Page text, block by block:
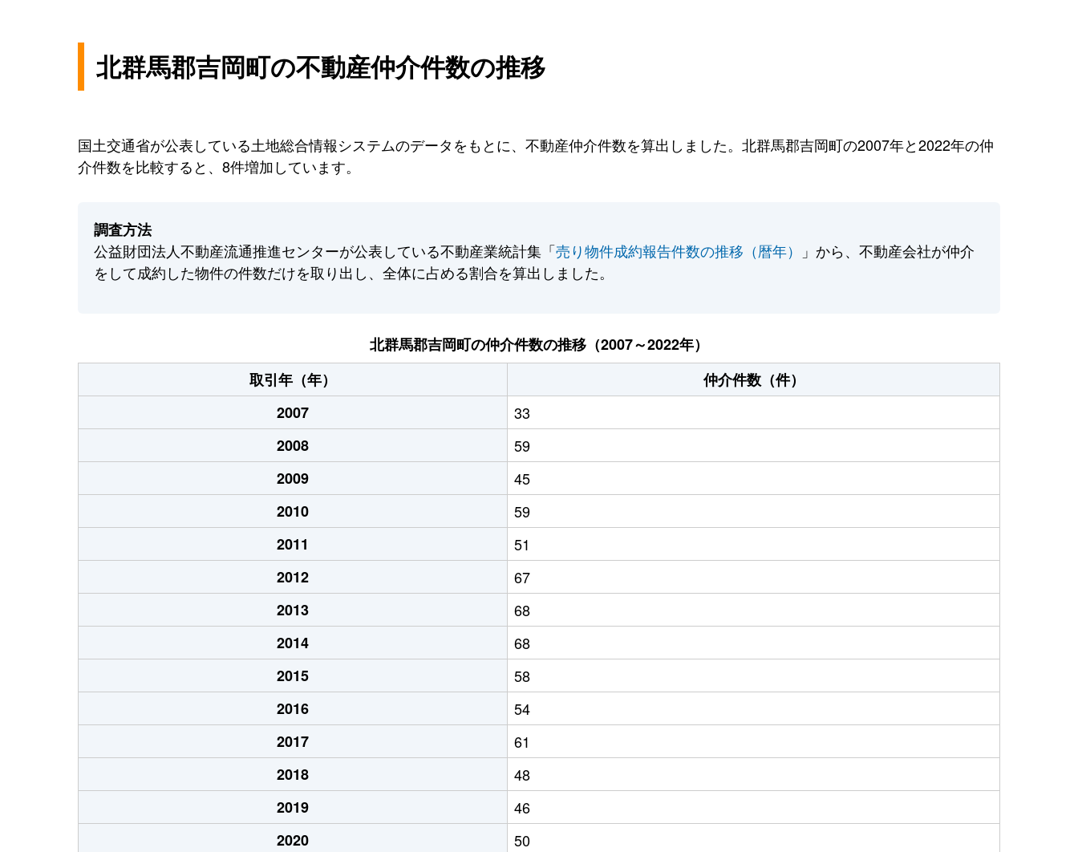
北群馬郡吉岡町の不動産仲介件数の推移
国土交通省が公表している土地総合情報システムのデータをもとに、不動産仲介件数を算出しました。北群馬郡吉岡町の2007年と2022年の仲
介件数を比較すると、8件増加しています。
調査方法
公益財団法人不動産流通推進センターが公表している不動産業統計集「売り物件成約報告件数の推移（暦年）
」から、不動産会社が仲介
をして成約した物件の件数だけを取り出し、全体に占める割合を算出しました。
北群馬郡吉岡町の仲介件数の推移（2007～2022年）
取引年（年）
仲介件数（件）
2007
33
2008
59
2009
45
2010
59
2011
51
2012
67
2013
68
2014
68
2015
58
2016
54
2017
61
2018
48
2019
46
2020
50